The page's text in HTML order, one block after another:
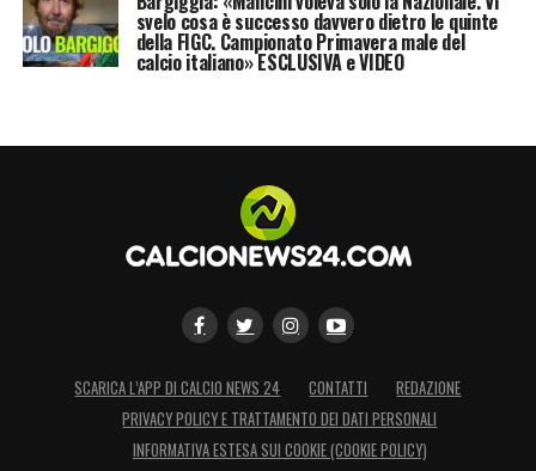
svelo cosa è successo davvero dietro le quinte
della FIGC. Campionato Primavera male del
calcio italiano» ESCLUSIVA e VIDEO
SCARICA L’APP DI CALCIO NEWS 24 CONTATTI
REDAZIONE
PRIVACY POLICY E TRATTAMENTO DEI DATI PERSONALI
INFORMATIVA ESTESA SUI COOKIE (COOKIE POLICY)